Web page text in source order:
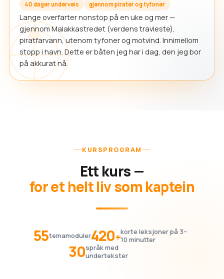
40 dager underveis gjennom pirater og tyfoner
Lange overfarter nonstop på en uke og mer —
gjennom Malakkastredet (verdens travleste),
piratfarvann, utenom tyfoner og motvind. Innimellom
stopp i havn. Dette er båten jeg har i dag, den jeg bor
på akkurat nå.
KURSPROGRAM
Ett kurs —
for et helt liv som kaptein
55temamoduler420+korte leksjoner på 3–
10 minutter
30språk med
undertekster